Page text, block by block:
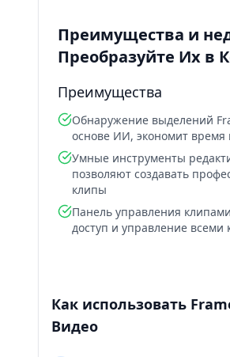
Преимущества и
Преобразуйте Их в
Преимущества
Обнаружение выделений
основе ИИ, экономит время
Умные инструменты
позволяют создавать
клипы
Панель управления
доступ и управление всеми
Как использовать
Видео